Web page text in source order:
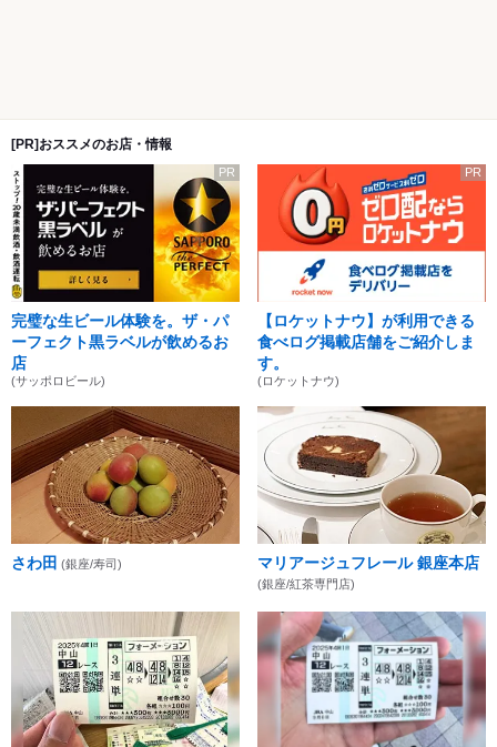
[PR]おススメのお店・情報
PR
完璧な生ビール体験を。ザ・パ
ーフェクト黒ラベルが飲めるお
店
(サッポロビール)
PR
【ロケットナウ】が利用できる
食べログ掲載店舗をご紹介しま
す。
(ロケットナウ)
さわ田 (銀座/寿司) マリアージュフレール 銀座本店
(銀座/紅茶専門店)